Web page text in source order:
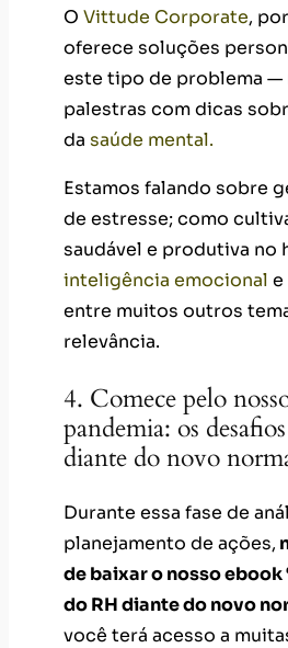
O Vittude Corporate,
oferece soluções
este tipo de problema —
palestras com dicas
da saúde mental.
Estamos falando sobre
de estresse; como
saudável e produtiva no
inteligência emocional e
entre muitos outros
relevância.
4. Comece pelo
pandemia: os
diante do novo
Durante essa fase de
planejamento de ações,
de baixar o nosso ebook
do RH diante do novo
você terá acesso a